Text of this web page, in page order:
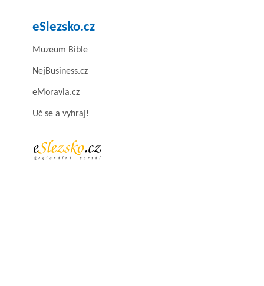
eSlezsko.cz
Muzeum Bible
NejBusiness.cz
eMoravia.cz
Uč se a vyhraj!